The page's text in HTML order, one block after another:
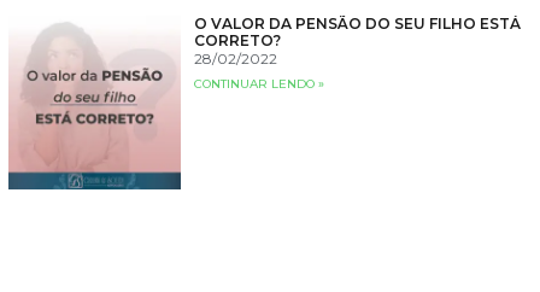
O VALOR DA PENSÃO DO SEU FILHO ESTÁ
CORRETO?
28/02/2022
CONTINUAR LENDO »